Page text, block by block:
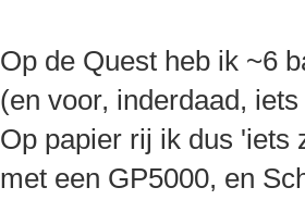
Op de Quest heb ik ~6
(en voor, inderdaad,
Op papier rij ik dus 'iets
met een GP5000, en